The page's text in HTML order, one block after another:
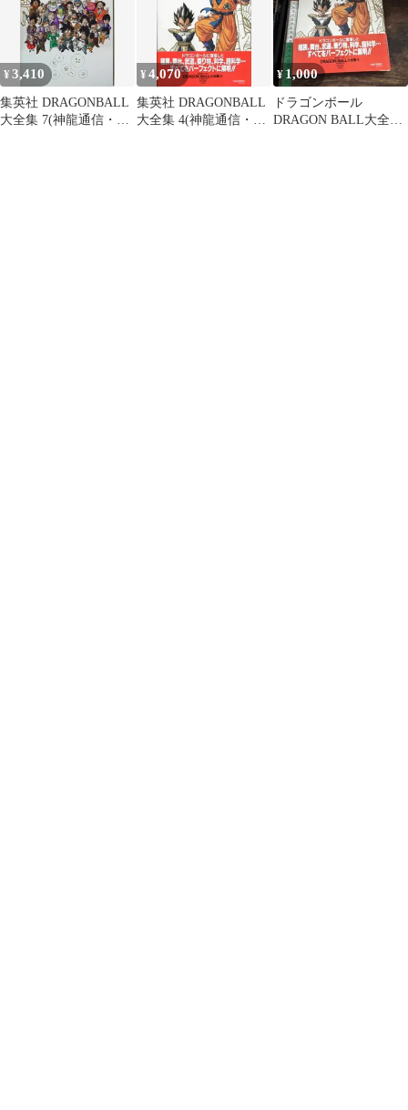
¥3,410
集英社 DRAGONBALL
大全集 7(神龍通信・帯
¥4,070
集英社 DRAGONBALL
大全集 4(神龍通信・帯
¥ 1,000
ドラゴンボール
DRAGON BALL大全集